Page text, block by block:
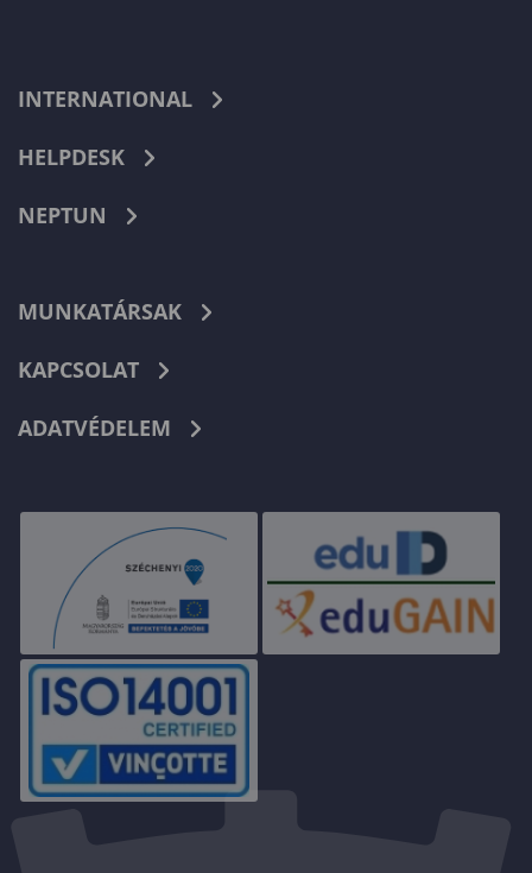
INTERNATIONAL
HELPDESK
NEPTUN
MUNKATÁRSAK
KAPCSOLAT
ADATVÉDELEM